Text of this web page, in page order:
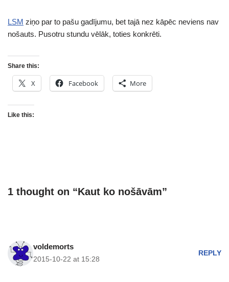
LSM ziņo par to pašu gadījumu, bet tajā nez kāpēc neviens nav
nošauts. Pusotru stundu vēlāk, toties konkrēti.
Share this:
X Facebook More
Like this:
1 thought on “Kaut ko nošāvām”
voldemorts
2015-10-22 at 15:28
REPLY